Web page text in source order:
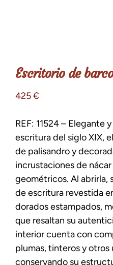
Escritorio de barco
425€
REF: 11524 – Elegante
escritura del siglo XIX,
de palisandro y
incrustaciones de
geométricos. Al abrirla,
de escritura revestida
dorados estampados,
que resaltan su
interior cuenta con
plumas, tinteros y
conservando su